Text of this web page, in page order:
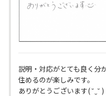
説明・対応がとても良く分
住めるのが楽しみです。
ありがとうございます( ˘‿˘ )